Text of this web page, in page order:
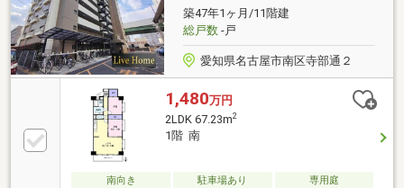
ほかのページで気になる物件もご相談ください。
築47年1ヶ月/11階建
総戸数-戸
愛知県名古屋市南区寺部通２
1,480万円
2LDK 67.23m2
1階 南
南向き 駐車場あり 専用庭